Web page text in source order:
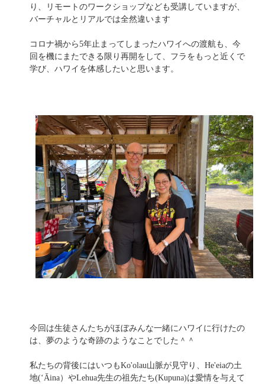
り、リモートのワークショップなども受講していますが、
バーチャルとリアルでは全然違います
コロナ禍から5年止まってしまったハワイへの渡航も、今
回を機にまたできる限り再開をして、フラをもっと近くで
学び、ハワイを体感したいと思います。
今回は生徒さんたちがほぼみんな一緒にハワイに行けたの
は、夢のような奇跡のようなことでした＾＾
私たちの背後にはいつもKo'olau山脈が見守り、He'eiaの土
地(ʻĀina）やLehua先生の祖先たち(Kupuna)は愛情を与えて